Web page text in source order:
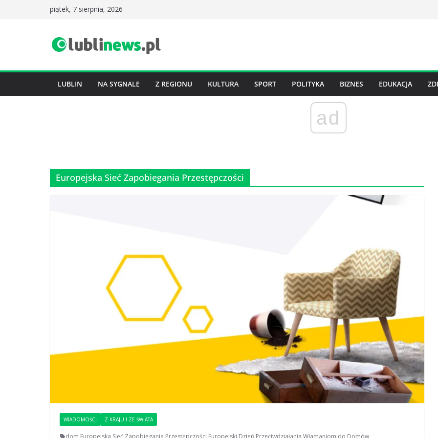
piątek, 7 sierpnia, 2026
LUBLIN NA SYGNALE Z REGIONU KULTURA SPORT POLITYKA BIZNES EDUKACJA
ad
Europejska Sieć Zapobiegania Przestępczości
WIADOMOŚCI Z KRAJU I ZE ŚWIATA